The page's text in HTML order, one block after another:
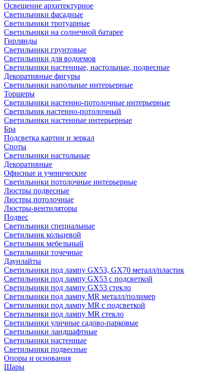
Освещение архитектурное
Светильники фасадные
Светильники тротуарные
Светильники на солнечной батарее
Гирлянды
Светильники грунтовые
Светильники для водоемов
Светильники настенные, настольные, подвесные
Декоративные фигуры
Светильники напольные интерьерные
Торшеры
Светильники настенно-потолочные интерьерные
Светильник настенно-потолочный
Светильники настенные интерьерные
Бра
Подсветка картин и зеркал
Споты
Светильники настольные
Декоративные
Офисные и ученические
Светильники потолочные интерьерные
Люстры подвесные
Люстры потолочные
Люстры-вентиляторы
Подвес
Светильники специальные
Светильник кольцевой
Светильник мебельный
Светильники точечные
Даунлайты
Светильники под лампу GX53, GX70 металл/пластик
Светильники под лампу GX53 с подсветкой
Светильники под лампу GX53 стекло
Светильники под лампу MR металл/полимер
Светильники под лампу MR с подсветкой
Светильники под лампу MR стекло
Светильники уличные садово-парковые
Светильники ландшафтные
Светильники настенные
Светильники подвесные
Опоры и основания
Шары